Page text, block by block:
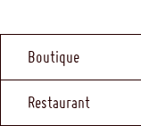
MENU
FOOTER
Boutique
Restaurant